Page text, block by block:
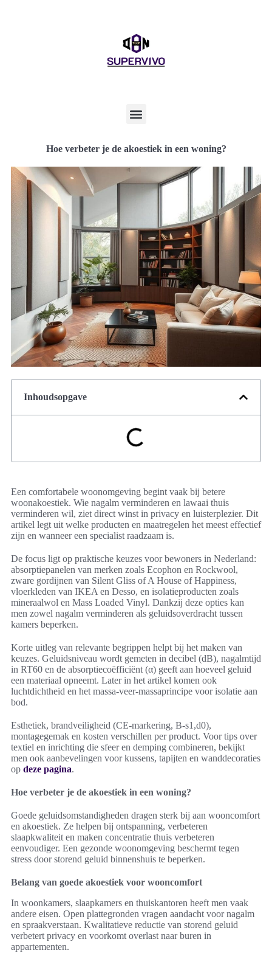
Hoe verbeter je de akoestiek in een woning?
Inhoudsopgave
Een comfortabele woonomgeving begint vaak bij betere
woonakoestiek. Wie nagalm verminderen en lawaai thuis
verminderen wil, ziet direct winst in privacy en luisterplezier. Dit
artikel legt uit welke producten en maatregelen het meest effectief
zijn en wanneer een specialist raadzaam is.
De focus ligt op praktische keuzes voor bewoners in Nederland:
absorptiepanelen van merken zoals Ecophon en Rockwool,
zware gordijnen van Silent Gliss of A House of Happiness,
vloerkleden van IKEA en Desso, en isolatieproducten zoals
mineraalwol en Mass Loaded Vinyl. Dankzij deze opties kan
men zowel nagalm verminderen als geluidsoverdracht tussen
kamers beperken.
Korte uitleg van relevante begrippen helpt bij het maken van
keuzes. Geluidsniveau wordt gemeten in decibel (dB), nagalmtijd
in RT60 en de absorptiecoëfficiënt (α) geeft aan hoeveel geluid
een materiaal opneemt. Later in het artikel komen ook
luchtdichtheid en het massa-veer-massaprincipe voor isolatie aan
bod.
Esthetiek, brandveiligheid (CE-markering, B-s1,d0),
montagegemak en kosten verschillen per product. Voor tips over
textiel en inrichting die sfeer en demping combineren, bekijkt
men ook aanbevelingen voor kussens, tapijten en wanddecoraties
op deze pagina.
Hoe verbeter je de akoestiek in een woning?
Goede geluidsomstandigheden dragen sterk bij aan wooncomfort
en akoestiek. Ze helpen bij ontspanning, verbeteren
slaapkwaliteit en maken concentratie thuis verbeteren
eenvoudiger. Een gezonde woonomgeving beschermt tegen
stress door storend geluid binnenshuis te beperken.
Belang van goede akoestiek voor wooncomfort
In woonkamers, slaapkamers en thuiskantoren heeft men vaak
andere eisen. Open plattegronden vragen aandacht voor nagalm
en spraakverstaan. Kwalitatieve reductie van storend geluid
verbetert privacy en voorkomt overlast naar buren in
appartementen.